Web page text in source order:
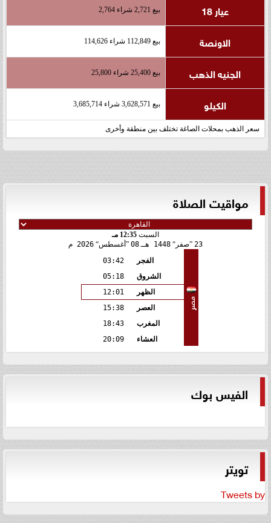
عيار 18 بيع 2,721 شراء 2,764
الاونصة بيع 112,849 شراء 114,626
الجنيه الذهب بيع 25,400 شراء 25,800
الكيلو بيع 3,628,571 شراء 3,685,714
سعر الذهب بمحلات الصاغة تختلف بين منطقة وأخرى
مواقيت الصلاة
السبت 12:35 مـ
23 صفر 1448 هـ 08 أغسطس 2026 م
مصر
الفجر
03:42
الشروق
05:18
الظهر
12:01
العصر
15:38
المغرب
18:43
العشاء
20:09
الفيس بوك
تويتر
Tweets by